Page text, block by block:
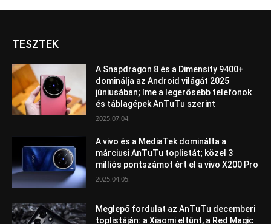
TESZTEK
A Snapdragon 8 és a Dimensity 9400+
dominálja az Android világát 2025
júniusában; íme a legerősebb telefonok
és táblagépek AnTuTu szerint
2025.07.04.
A vivo és a MediaTek dominálta a
márciusi AnTuTu toplistát; közel 3
milliós pontszámot ért el a vivo X200 Pro
2025.04.05.
Meglepő fordulat az AnTuTu decemberi
toplistáján: a Xiaomi eltűnt, a Red Magic